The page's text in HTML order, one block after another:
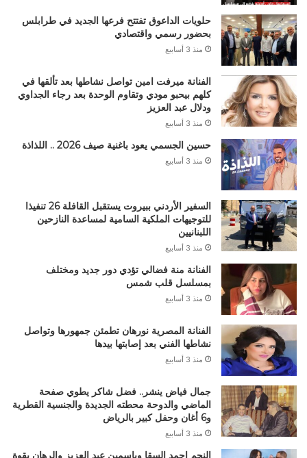
حلويات الداعوق تفتتح فرعها الجديد في طرابلس
بحضور رسمي واقتصادي
منذ 3 أسابيع
الفنانة ميرفت امين تواصل نشاطها بعد تألقها في
كلهم بيحبو مودي وتقاوم الوحدة بعد رجاء الجداوي
ودلال عبد العزيز
منذ 3 أسابيع
حسين الجسمي يعود باغنية صيف 2026 .. اللذاذة
منذ 3 أسابيع
السفير الأردني ببيروت يستقبل القافلة 26 تنفيذا
للتوجيهات الملكية السامية لمساعدة النازحين
اللبنانيين
منذ 3 أسابيع
الفنانة منة فضالي تؤدي دور جديد ومختلف
بمسلسل قلب شمس
منذ 3 أسابيع
الفنانة المصرية نورهان تطمئن جمهورها وتواصل
نشاطها الفني بعد إصابتها بيدها
منذ 3 أسابيع
جمال فياض ينشر.. فضل شاكر يطوي صفحة
الماضي والدوحة محطته الجديدة والجنسية القطرية
و6 أغان وحفل كبير بالرياض
منذ 3 أسابيع
النجم احمد السقا وياسمين عبد العزيز والرهان بقوة